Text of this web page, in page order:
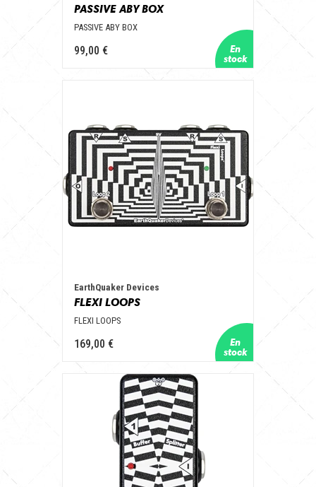
PASSIVE ABY BOX
PASSIVE ABY BOX
99,00 €
EarthQuaker Devices
FLEXI LOOPS
FLEXI LOOPS
169,00 €